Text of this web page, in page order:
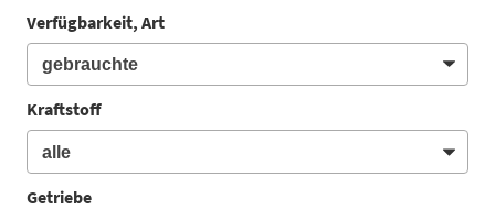
Verfügbarkeit, Art
Kraftstoff
Getriebe